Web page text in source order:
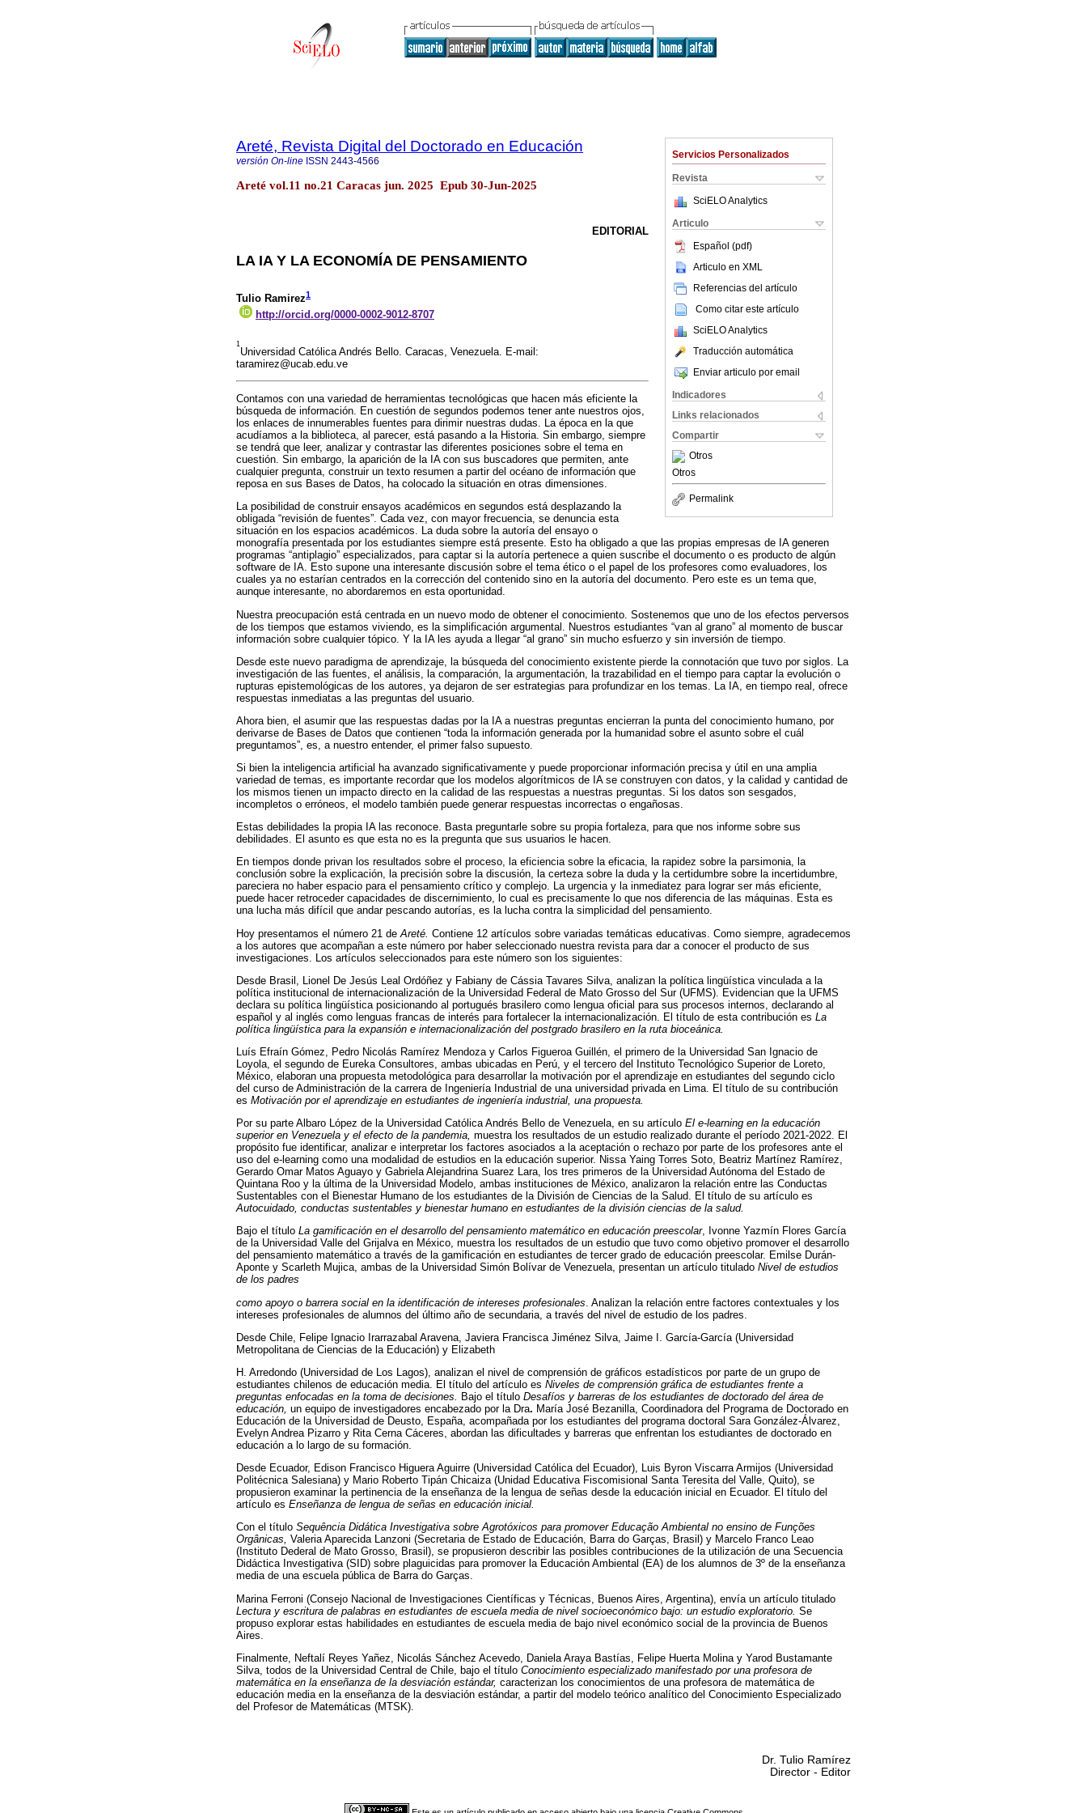
Servicios Personalizados
Revista
SciELO Analytics
Articulo
Español (pdf)
Articulo en XML
Referencias del artículo
Como citar este artículo
SciELO Analytics
Traducción automática
Enviar articulo por email
Indicadores
Links relacionados
Compartir
Otros
Otros
Permalink
Areté, Revista Digital del Doctorado en Educación
versión On-line ISSN 2443-4566
Areté vol.11 no.21 Caracas jun. 2025 Epub 30-Jun-2025
EDITORIAL
LA IA Y LA ECONOMÍA DE PENSAMIENTO
Tulio Ramirez1
http://orcid.org/0000-0002-9012-8707
1
Universidad Católica Andrés Bello. Caracas, Venezuela. E-mail:
taramirez@ucab.edu.ve
Contamos con una variedad de herramientas tecnológicas que hacen más eficiente la
búsqueda de información. En cuestión de segundos podemos tener ante nuestros ojos,
los enlaces de innumerables fuentes para dirimir nuestras dudas. La época en la que
acudíamos a la biblioteca, al parecer, está pasando a la Historia. Sin embargo, siempre
se tendrá que leer, analizar y contrastar las diferentes posiciones sobre el tema en
cuestión. Sin embargo, la aparición de la IA con sus buscadores que permiten, ante
cualquier pregunta, construir un texto resumen a partir del océano de información que
reposa en sus Bases de Datos, ha colocado la situación en otras dimensiones.
La posibilidad de construir ensayos académicos en segundos está desplazando la
obligada “revisión de fuentes”. Cada vez, con mayor frecuencia, se denuncia esta
situación en los espacios académicos. La duda sobre la autoría del ensayo o
monografía presentada por los estudiantes siempre está presente. Esto ha obligado a que las propias empresas de IA generen
programas “antiplagio” especializados, para captar si la autoría pertenece a quien suscribe el documento o es producto de algún
software de IA. Esto supone una interesante discusión sobre el tema ético o el papel de los profesores como evaluadores, los
cuales ya no estarían centrados en la corrección del contenido sino en la autoría del documento. Pero este es un tema que,
aunque interesante, no abordaremos en esta oportunidad.
Nuestra preocupación está centrada en un nuevo modo de obtener el conocimiento. Sostenemos que uno de los efectos perversos
de los tiempos que estamos viviendo, es la simplificación argumental. Nuestros estudiantes “van al grano” al momento de buscar
información sobre cualquier tópico. Y la IA les ayuda a llegar “al grano” sin mucho esfuerzo y sin inversión de tiempo.
Desde este nuevo paradigma de aprendizaje, la búsqueda del conocimiento existente pierde la connotación que tuvo por siglos. La
investigación de las fuentes, el análisis, la comparación, la argumentación, la trazabilidad en el tiempo para captar la evolución o
rupturas epistemológicas de los autores, ya dejaron de ser estrategias para profundizar en los temas. La IA, en tiempo real, ofrece
respuestas inmediatas a las preguntas del usuario.
Ahora bien, el asumir que las respuestas dadas por la IA a nuestras preguntas encierran la punta del conocimiento humano, por
derivarse de Bases de Datos que contienen “toda la información generada por la humanidad sobre el asunto sobre el cuál
preguntamos”, es, a nuestro entender, el primer falso supuesto.
Si bien la inteligencia artificial ha avanzado significativamente y puede proporcionar información precisa y útil en una amplia
variedad de temas, es importante recordar que los modelos algorítmicos de IA se construyen con datos, y la calidad y cantidad de
los mismos tienen un impacto directo en la calidad de las respuestas a nuestras preguntas. Si los datos son sesgados,
incompletos o erróneos, el modelo también puede generar respuestas incorrectas o engañosas.
Estas debilidades la propia IA las reconoce. Basta preguntarle sobre su propia fortaleza, para que nos informe sobre sus
debilidades. El asunto es que esta no es la pregunta que sus usuarios le hacen.
En tiempos donde privan los resultados sobre el proceso, la eficiencia sobre la eficacia, la rapidez sobre la parsimonia, la
conclusión sobre la explicación, la precisión sobre la discusión, la certeza sobre la duda y la certidumbre sobre la incertidumbre,
pareciera no haber espacio para el pensamiento crítico y complejo. La urgencia y la inmediatez para lograr ser más eficiente,
puede hacer retroceder capacidades de discernimiento, lo cual es precisamente lo que nos diferencia de las máquinas. Esta es
una lucha más difícil que andar pescando autorías, es la lucha contra la simplicidad del pensamiento.
Hoy presentamos el número 21 de Areté. Contiene 12 artículos sobre variadas temáticas educativas. Como siempre, agradecemos
a los autores que acompañan a este número por haber seleccionado nuestra revista para dar a conocer el producto de sus
investigaciones. Los artículos seleccionados para este número son los siguientes:
Desde Brasil, Lionel De Jesús Leal Ordóñez y Fabiany de Cássia Tavares Silva, analizan la política lingüística vinculada a la
política institucional de internacionalización de la Universidad Federal de Mato Grosso del Sur (UFMS). Evidencian que la UFMS
declara su política lingüística posicionando al portugués brasilero como lengua oficial para sus procesos internos, declarando al
español y al inglés como lenguas francas de interés para fortalecer la internacionalización. El título de esta contribución es La
política lingüística para la expansión e internacionalización del postgrado brasilero en la ruta bioceánica.
Luís Efraín Gómez, Pedro Nicolás Ramírez Mendoza y Carlos Figueroa Guillén, el primero de la Universidad San Ignacio de
Loyola, el segundo de Eureka Consultores, ambas ubicadas en Perú, y el tercero del Instituto Tecnológico Superior de Loreto,
México, elaboran una propuesta metodológica para desarrollar la motivación por el aprendizaje en estudiantes del segundo ciclo
del curso de Administración de la carrera de Ingeniería Industrial de una universidad privada en Lima. El título de su contribución
es Motivación por el aprendizaje en estudiantes de ingeniería industrial, una propuesta.
Por su parte Albaro López de la Universidad Católica Andrés Bello de Venezuela, en su artículo El e-learning en la educación
superior en Venezuela y el efecto de la pandemia, muestra los resultados de un estudio realizado durante el período 2021-2022. El
propósito fue identificar, analizar e interpretar los factores asociados a la aceptación o rechazo por parte de los profesores ante el
uso del e-learning como una modalidad de estudios en la educación superior. Nissa Yaing Torres Soto, Beatriz Martínez Ramírez,
Gerardo Omar Matos Aguayo y Gabriela Alejandrina Suarez Lara, los tres primeros de la Universidad Autónoma del Estado de
Quintana Roo y la última de la Universidad Modelo, ambas instituciones de México, analizaron la relación entre las Conductas
Sustentables con el Bienestar Humano de los estudiantes de la División de Ciencias de la Salud. El título de su artículo es
Autocuidado, conductas sustentables y bienestar humano en estudiantes de la división ciencias de la salud.
Bajo el título La gamificación en el desarrollo del pensamiento matemático en educación preescolar, Ivonne Yazmín Flores García
de la Universidad Valle del Grijalva en México, muestra los resultados de un estudio que tuvo como objetivo promover el desarrollo
del pensamiento matemático a través de la gamificación en estudiantes de tercer grado de educación preescolar. Emilse Durán-
Aponte y Scarleth Mujica, ambas de la Universidad Simón Bolívar de Venezuela, presentan un artículo titulado Nivel de estudios
de los padres
como apoyo o barrera social en la identificación de intereses profesionales . Analizan la relación entre factores contextuales y los
intereses profesionales de alumnos del último año de secundaria, a través del nivel de estudio de los padres.
Desde Chile, Felipe Ignacio Irarrazabal Aravena, Javiera Francisca Jiménez Silva, Jaime I. García-García (Universidad
Metropolitana de Ciencias de la Educación) y Elizabeth
H. Arredondo (Universidad de Los Lagos), analizan el nivel de comprensión de gráficos estadísticos por parte de un grupo de
estudiantes chilenos de educación media. El título del artículo es Niveles de comprensión gráfica de estudiantes frente a
preguntas enfocadas en la toma de decisiones.
Bajo el título Desafíos y barreras de los estudiantes de doctorado del área de
educación, un equipo de investigadores encabezado por la Dra. María José Bezanilla, Coordinadora del Programa de Doctorado en
Educación de la Universidad de Deusto, España, acompañada por los estudiantes del programa doctoral Sara González-Álvarez,
Evelyn Andrea Pizarro y Rita Cerna Cáceres, abordan las dificultades y barreras que enfrentan los estudiantes de doctorado en
educación a lo largo de su formación.
Desde Ecuador, Edison Francisco Higuera Aguirre (Universidad Católica del Ecuador), Luis Byron Viscarra Armijos (Universidad
Politécnica Salesiana) y Mario Roberto Tipán Chicaiza (Unidad Educativa Fiscomisional Santa Teresita del Valle, Quito), se
propusieron examinar la pertinencia de la enseñanza de la lengua de señas desde la educación inicial en Ecuador. El título del
artículo es Enseñanza de lengua de señas en educación inicial.
Con el título Sequência Didática Investigativa sobre Agrotóxicos para promover Educação Ambiental no ensino de Funções
Orgânicas, Valeria Aparecida Lanzoni (Secretaria de Estado de Educación, Barra do Garças, Brasil) y Marcelo Franco Leao
(Instituto Dederal de Mato Grosso, Brasil), se propusieron describir las posibles contribuciones de la utilización de una Secuencia
Didáctica Investigativa (SID) sobre plaguicidas para promover la Educación Ambiental (EA) de los alumnos de 3º de la enseñanza
media de una escuela pública de Barra do Garças.
Marina Ferroni (Consejo Nacional de Investigaciones Científicas y Técnicas, Buenos Aires, Argentina), envía un artículo titulado
Lectura y escritura de palabras en estudiantes de escuela media de nivel socioeconómico bajo: un estudio exploratorio. Se
propuso explorar estas habilidades en estudiantes de escuela media de bajo nivel económico social de la provincia de Buenos
Aires.
Finalmente, Neftalí Reyes Yañez, Nicolás Sánchez Acevedo, Daniela Araya Bastías, Felipe Huerta Molina y Yarod Bustamante
Silva, todos de la Universidad Central de Chile, bajo el título Conocimiento especializado manifestado por una profesora de
matemática en la enseñanza de la desviación estándar, caracterizan los conocimientos de una profesora de matemática de
educación media en la enseñanza de la desviación estándar, a partir del modelo teórico analítico del Conocimiento Especializado
del Profesor de Matemáticas (MTSK).
Dr. Tulio Ramírez
Director - Editor